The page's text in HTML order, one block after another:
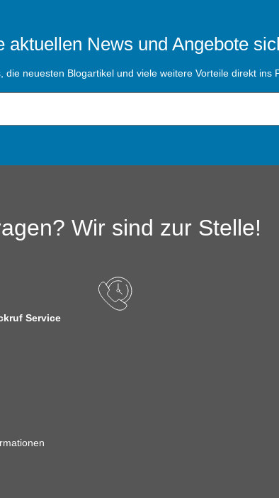
aktuellen News und Angebote
die neuesten Blogartikel und viele weitere Vorteile direkt ins
Wir sind zur Stelle!
Service